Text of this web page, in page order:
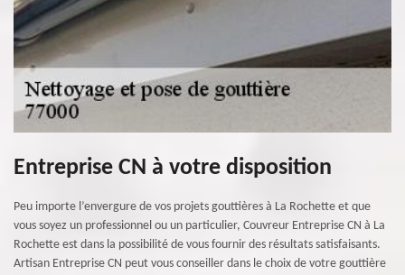
Entreprise CN à votre disposition
Peu importe l’envergure de vos projets gouttières à La Rochette et que
vous soyez un professionnel ou un particulier, Couvreur Entreprise CN à La
Rochette est dans la possibilité de vous fournir des résultats satisfaisants.
Artisan Entreprise CN peut vous conseiller dans le choix de votre gouttière